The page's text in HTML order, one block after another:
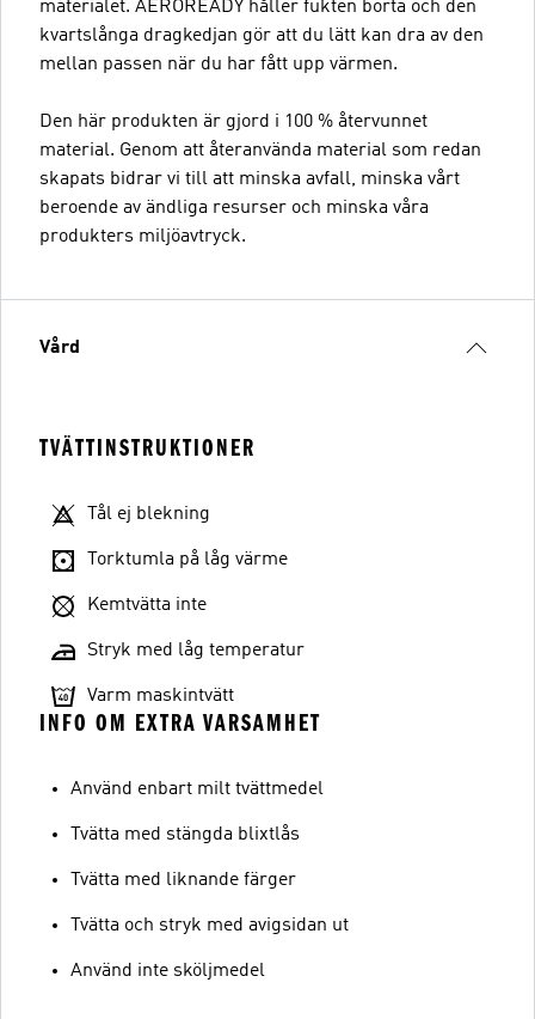
materialet. AEROREADY håller fukten borta och den
kvartslånga dragkedjan gör att du lätt kan dra av den
mellan passen när du har fått upp värmen.
Den här produkten är gjord i 100 % återvunnet
material. Genom att återanvända material som redan
skapats bidrar vi till att minska avfall, minska vårt
beroende av ändliga resurser och minska våra
produkters miljöavtryck.
Vård
TVÄTTINSTRUKTIONER
Tål ej blekning
Torktumla på låg värme
Kemtvätta inte
Stryk med låg temperatur
Varm maskintvätt
INFO OM EXTRA VARSAMHET
Använd enbart milt tvättmedel
Tvätta med stängda blixtlås
Tvätta med liknande färger
Tvätta och stryk med avigsidan ut
Använd inte sköljmedel